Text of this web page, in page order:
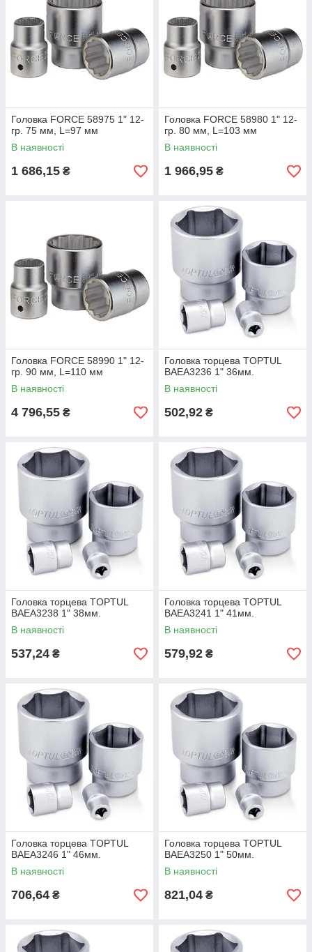
Головка FORCE 58975 1" 12-
гр. 75 мм, L=97 мм
В наявності
1 686,15 ₴
Головка FORCE 58980 1" 12-
гр. 80 мм, L=103 мм
В наявності
1 966,95 ₴
Головка FORCE 58990 1" 12-
гр. 90 мм, L=110 мм
В наявності
4 796,55 ₴
Головка торцева TOPTUL
BAEA3236 1" 36мм.
В наявності
502,92 ₴
Головка торцева TOPTUL
BAEA3238 1" 38мм.
В наявності
537,24 ₴
Головка торцева TOPTUL
BAEA3241 1" 41мм.
В наявності
579,92 ₴
Головка торцева TOPTUL
BAEA3246 1" 46мм.
В наявності
706,64 ₴
Головка торцева TOPTUL
BAEA3250 1" 50мм.
В наявності
821,04 ₴